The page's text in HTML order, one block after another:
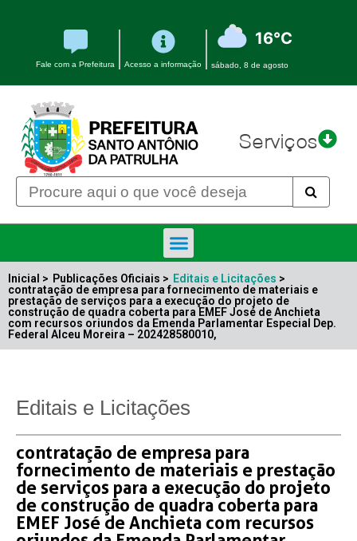
Fale com a Prefeitura Acesso a informação
16°C
sábado, 8 de agosto
Serviços
Inicial > Publicações Oficiais > Editais e Licitações >
contratação de empresa para fornecimento de materiais e
prestação de serviços para a execução do projeto de
construção de quadra coberta para EMEF José de Anchieta
com recursos oriundos da Emenda Parlamentar Especial Dep.
Federal Alceu Moreira – 202428580010,
Editais e Licitações
contratação de empresa para
fornecimento de materiais e prestação
de serviços para a execução do projeto
de construção de quadra coberta para
EMEF José de Anchieta com recursos